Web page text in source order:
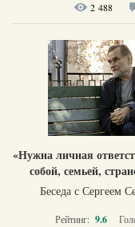
2 488
«Нужна личная
собой, семьей,
Беседа с Сергеем
Рейтинг: 9.6